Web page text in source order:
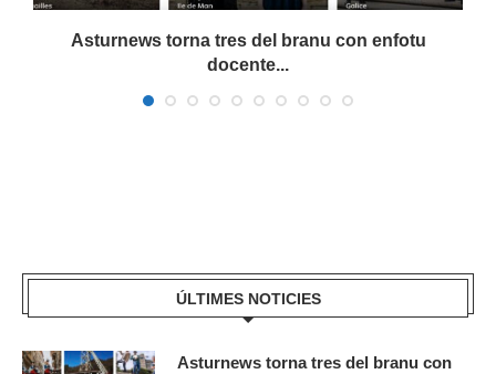
Asturnews torna tres del branu con enfotu
docente...
ÚLTIMES NOTICIES
Asturnews torna tres del branu con